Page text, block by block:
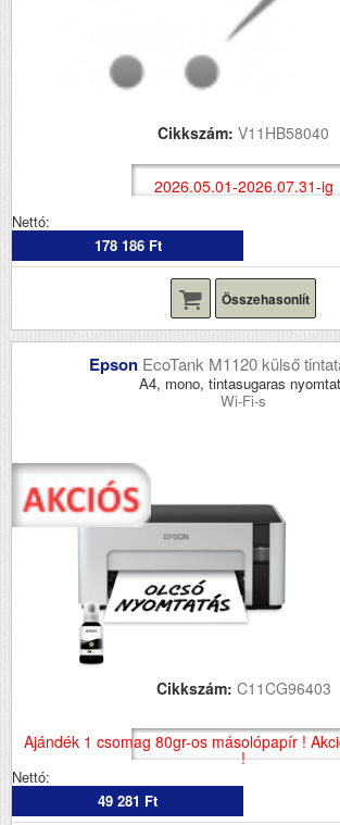
Cikkszám: V11HB58040
2026.05.01-2026.07.31-ig
Nettó:
178 186 Ft
Összehasonlít
Epson EcoTank M1120 külső
A4, mono, tintasugaras
Wi-Fi-s
Cikkszám: C11CG96403
Ajándék 1 csomag 80gr-os másolópapír !
!
Nettó:
49 281 Ft